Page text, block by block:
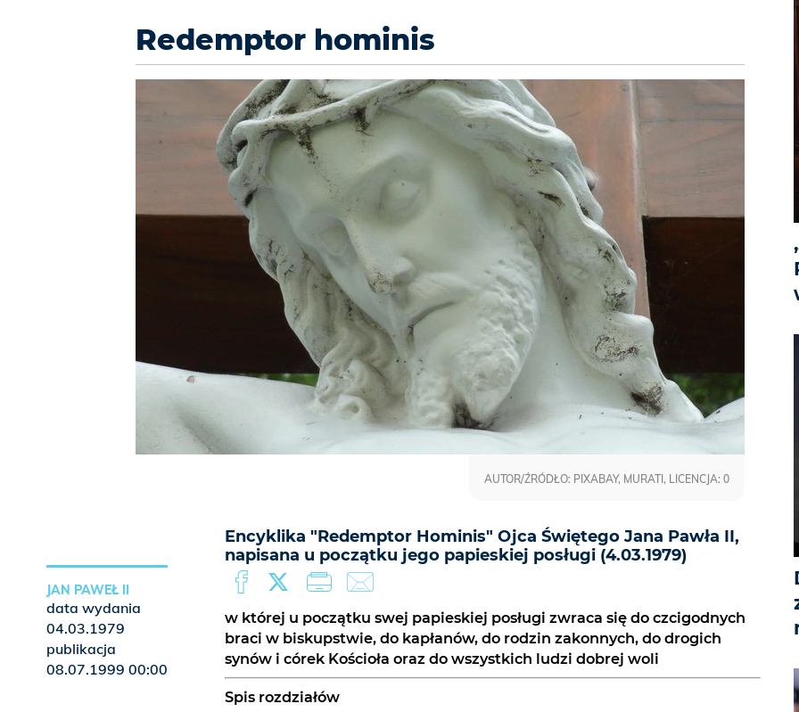
Redemptor hominis
Encyklika "Redemptor Hominis" Ojca Świętego Jana Pawła II,
napisana u początku jego papieskiej posługi (4.03.1979)
AUTOR/ŹRÓDŁO: PIXABAY, MURATI, LICENCJA: 0
w której u początku swej papieskiej posługi zwraca się do czcigodnych
braci w biskupstwie, do kapłanów, do rodzin zakonnych, do drogich
synów i córek Kościoła oraz do wszystkich ludzi dobrej woli
Spis rozdziałów
JAN PAWEŁ II
data wydania
04.03.1979
publikacja
08.07.1999 00:00